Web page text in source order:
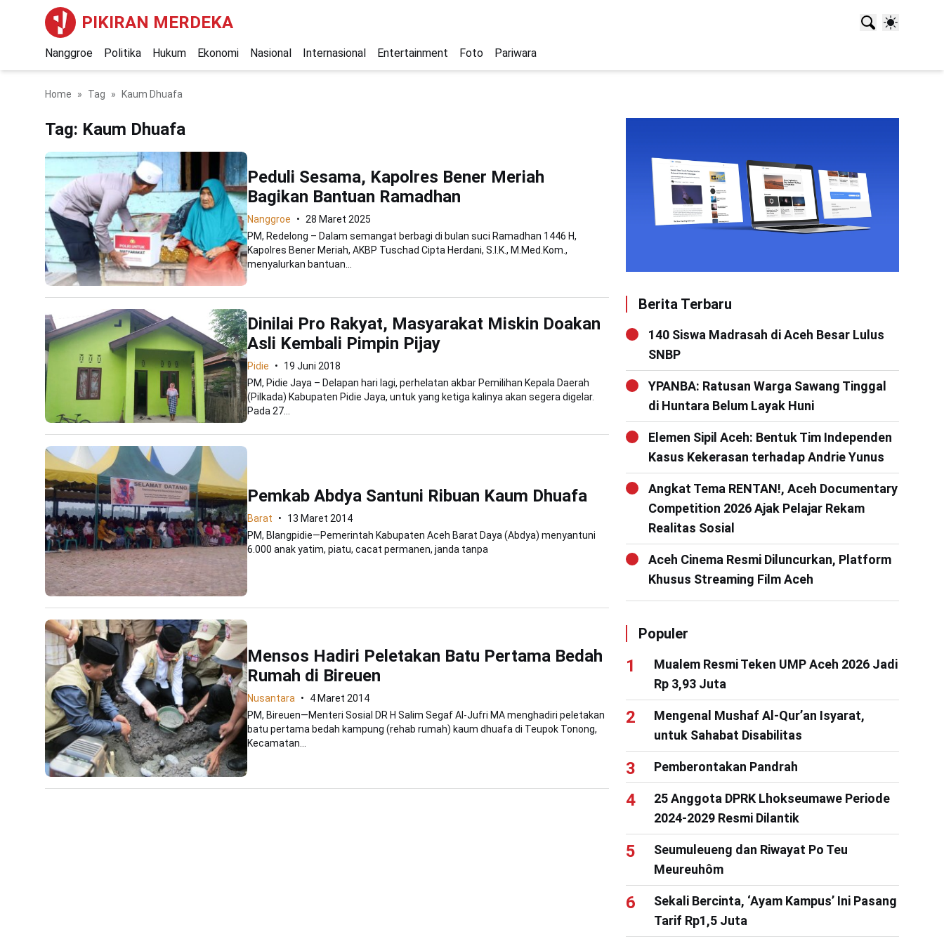
PIKIRAN MERDEKA
Nanggroe Politika Hukum Ekonomi Nasional Internasional Entertainment Foto Pariwara
Home Tag Kaum Dhuafa
Tag: Kaum Dhuafa
Peduli Sesama, Kapolres Bener Meriah
Bagikan Bantuan Ramadhan
Nanggroe
28 Maret 2025
PM, Redelong – Dalam semangat berbagi di bulan suci Ramadhan 1446 H,
Kapolres Bener Meriah, AKBP Tuschad Cipta Herdani, S.I.K., M.Med.Kom.,
menyalurkan bantuan...
Dinilai Pro Rakyat, Masyarakat Miskin Doakan
Asli Kembali Pimpin Pijay
Pidie
19 Juni 2018
PM, Pidie Jaya – Delapan hari lagi, perhelatan akbar Pemilihan Kepala Daerah
(Pilkada) Kabupaten Pidie Jaya, untuk yang ketiga kalinya akan segera digelar.
Pada 27...
Pemkab Abdya Santuni Ribuan Kaum Dhuafa
Barat
13 Maret 2014
PM, Blangpidie—Pemerintah Kabupaten Aceh Barat Daya (Abdya) menyantuni
6.000 anak yatim, piatu, cacat permanen, janda tanpa
Mensos Hadiri Peletakan Batu Pertama Bedah
Rumah di Bireuen
Nusantara
4 Maret 2014
PM, Bireuen—Menteri Sosial DR H Salim Segaf Al-Jufri MA menghadiri peletakan
batu pertama bedah kampung (rehab rumah) kaum dhuafa di Teupok Tonong,
Kecamatan...
Berita Terbaru
140 Siswa Madrasah di Aceh Besar Lulus
SNBP
YPANBA: Ratusan Warga Sawang Tinggal
di Huntara Belum Layak Huni
Elemen Sipil Aceh: Bentuk Tim Independen
Kasus Kekerasan terhadap Andrie Yunus
Angkat Tema RENTAN!, Aceh Documentary
Competition 2026 Ajak Pelajar Rekam
Realitas Sosial
Aceh Cinema Resmi Diluncurkan, Platform
Khusus Streaming Film Aceh
Populer
Mualem Resmi Teken UMP Aceh 2026 Jadi
Rp 3,93 Juta
Mengenal Mushaf Al-Qur’an Isyarat,
untuk Sahabat Disabilitas
Pemberontakan Pandrah
25 Anggota DPRK Lhokseumawe Periode
2024-2029 Resmi Dilantik
Seumuleueng dan Riwayat Po Teu
Meureuhôm
Sekali Bercinta, ‘Ayam Kampus’ Ini Pasang
Tarif Rp1,5 Juta